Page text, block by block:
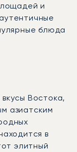
и
блюда
Востока,
азиатским
в
элитный